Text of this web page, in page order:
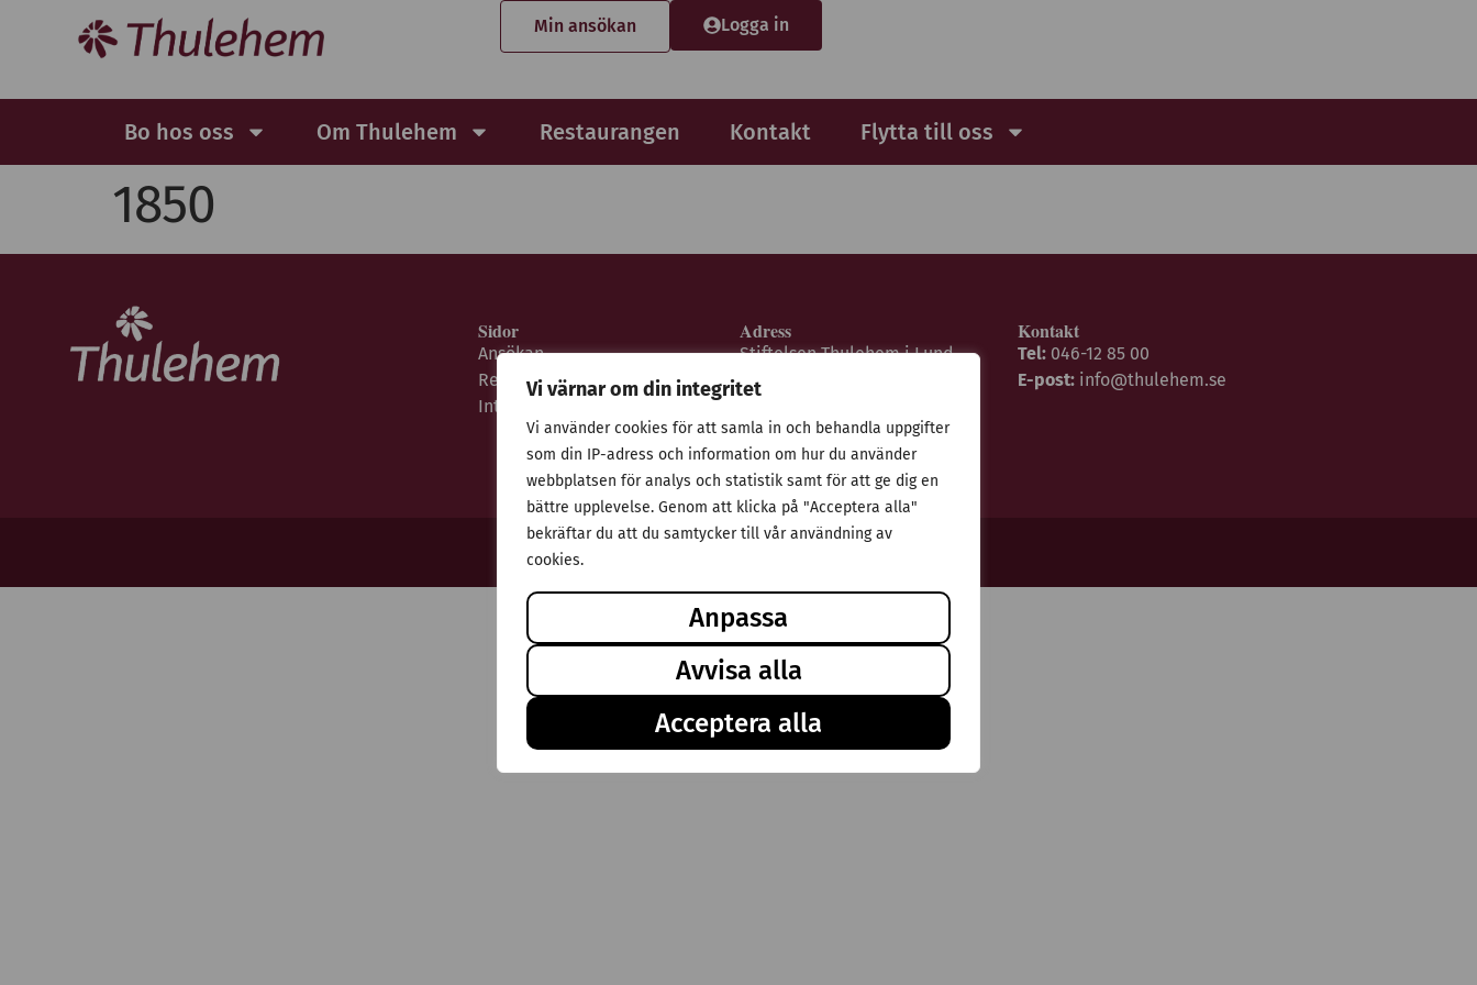
Vi värnar om din integritet
Vi använder cookies för att samla in och behandla uppgifter
som din IP-adress och information om hur du använder
webbplatsen för analys och statistik samt för att ge dig en
bättre upplevelse. Genom att klicka på "Acceptera alla"
bekräftar du att du samtycker till vår användning av
cookies.
Anpassa
Avvisa alla
Acceptera alla
Min ansökan Logga in
Bo hos oss Om Thulehem Restaurangen Kontakt Flytta till oss
1850
Sidor
Ansökan
Restaurangen
Integritetspolicy
Adress
Stiftelsen Thulehem i Lund
Thulehemsvägen 40
Kontakt
Tel: 046-12 85 00
E-post: info@thulehem.se
© Stiftelsen Thulehem 2025